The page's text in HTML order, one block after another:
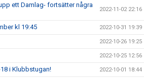
ett Damlag- fortsätter några
2022-11-02 22:16
kl 19:45 2022-10-31 19:39
2022-10-26 19:25
2022-10-25 12:56
i Klubbstugan! 2022-10-01 18:44